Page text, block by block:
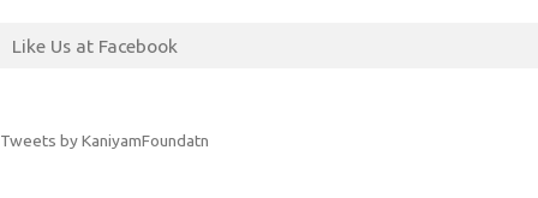
Like Us at Facebook
Tweets by KaniyamFoundatn